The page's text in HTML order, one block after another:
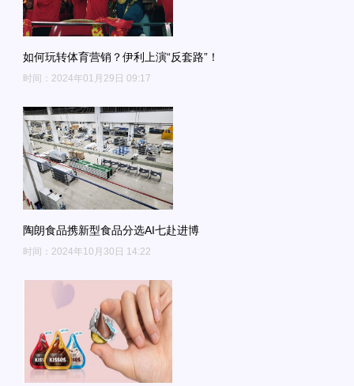
如何玩转体育营销？伊利上演“反套路”！
时间：2024年01月29日 09:17
陶朗食品携新型食品分选AI七赴进博
时间：2024年10月30日 14:22